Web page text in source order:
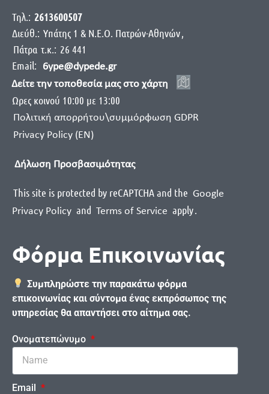
Τηλ.: 2613600507
Διεύθ.: Yπάτης 1 & Ν.Ε.Ο. Πατρών-Αθηνών,
Πάτρα τ.κ.: 26 441
Email:
6ype@dypede.gr
Δείτε την τοποθεσία μας στο χάρτη
Ωρες κοινού 10:00 με 13:00
Πολιτική απορρήτου\συμμόρφωση GDPR
Privacy Policy (EN)
Δήλωση Προσβασιμότητας
This site is protected by reCAPTCHA and the Google
Privacy Policy and Terms of Service apply.
Φόρμα Επικοινωνίας
Συμπληρώστε την παρακάτω φόρμα
επικοινωνίας και σύντομα ένας εκπρόσωπος της
υπηρεσίας θα απαντήσει στο αίτημα σας.
Ονοματεπώνυμο
Email